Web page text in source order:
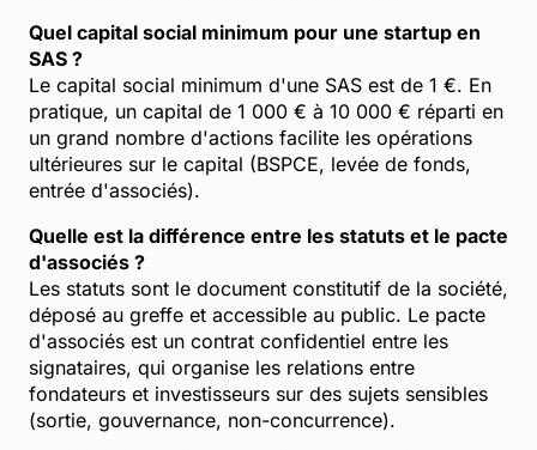
Quel capital social minimum pour une startup en
SAS ?
Le capital social minimum d'une SAS est de 1 €. En
pratique, un capital de 1 000 € à 10 000 € réparti en
un grand nombre d'actions facilite les opérations
ultérieures sur le capital (BSPCE, levée de fonds,
entrée d'associés).
Quelle est la différence entre les statuts et le pacte
d'associés ?
Les statuts sont le document constitutif de la société,
déposé au greffe et accessible au public. Le pacte
d'associés est un contrat confidentiel entre les
signataires, qui organise les relations entre
fondateurs et investisseurs sur des sujets sensibles
(sortie, gouvernance, non-concurrence).